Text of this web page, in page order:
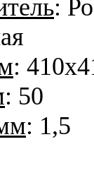
:
:
: 50
: 1,5